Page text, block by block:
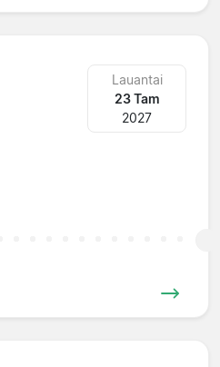
Lauantai
23 Tam
2027